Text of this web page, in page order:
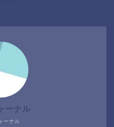
ーナル
ーナル